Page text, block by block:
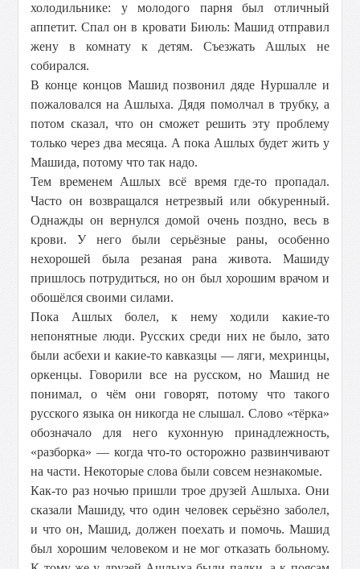
холодильнике: у молодого парня был отличный
аппетит. Спал он в кровати Биюль: Машид отправил
жену в комнату к детям. Съезжать Ашлых не
собирался.
В конце концов Машид позвонил дяде Нуршалле и
пожаловался на Ашлыха. Дядя помолчал в трубку, а
потом сказал, что он сможет решить эту проблему
только через два месяца. А пока Ашлых будет жить у
Машида, потому что так надо.
Тем временем Ашлых всё время где-то пропадал.
Часто он возвращался нетрезвый или обкуренный.
Однажды он вернулся домой очень поздно, весь в
крови. У него были серьёзные раны, особенно
нехорошей была резаная рана живота. Машиду
пришлось потрудиться, но он был хорошим врачом и
обошёлся своими силами.
Пока Ашлых болел, к нему ходили какие-то
непонятные люди. Русских среди них не было, зато
были асбехи и какие-то кавказцы — ляги, мехринцы,
оркенцы. Говорили все на русском, но Машид не
понимал, о чём они говорят, потому что такого
русского языка он никогда не слышал. Слово «тёрка»
обозначало для него кухонную принадлежность,
«разборка» — когда что-то осторожно развинчивают
на части. Некоторые слова были совсем незнакомые.
Как-то раз ночью пришли трое друзей Ашлыха. Они
сказали Машиду, что один человек серьёзно заболел,
и что он, Машид, должен поехать и помочь. Машид
был хорошим человеком и не мог отказать больному.